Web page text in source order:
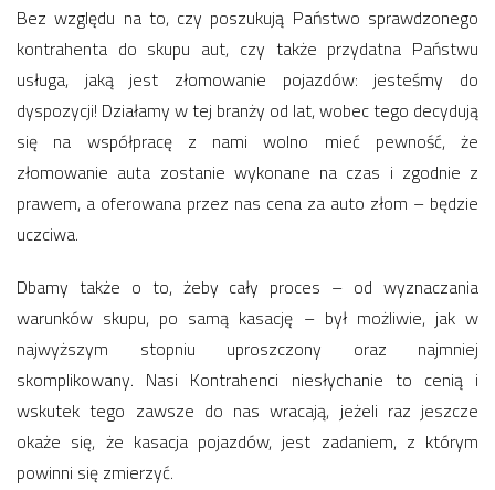
Bez względu na to, czy poszukują Państwo sprawdzonego
kontrahenta do skupu aut, czy także przydatna Państwu
usługa, jaką jest złomowanie pojazdów: jesteśmy do
dyspozycji! Działamy w tej branży od lat, wobec tego decydują
się na współpracę z nami wolno mieć pewność, że
złomowanie auta zostanie wykonane na czas i zgodnie z
prawem, a oferowana przez nas cena za auto złom – będzie
uczciwa.
Dbamy także o to, żeby cały proces – od wyznaczania
warunków skupu, po samą kasację – był możliwie, jak w
najwyższym stopniu uproszczony oraz najmniej
skomplikowany. Nasi Kontrahenci niesłychanie to cenią i
wskutek tego zawsze do nas wracają, jeżeli raz jeszcze
okaże się, że kasacja pojazdów, jest zadaniem, z którym
powinni się zmierzyć.